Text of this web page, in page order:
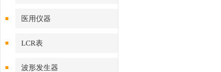
医用仪器
LCR表
波形发生器